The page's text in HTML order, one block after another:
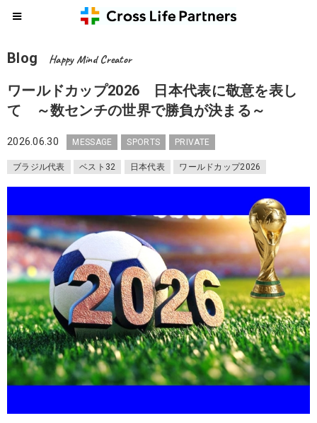
Blog Happy Mind Creator
ワールドカップ2026 日本代表に敬意を表し
て ～数センチの世界で勝負が決まる～
2026.06.30 MESSAGE SPORTS PRIVATE
ブラジル代表 ベスト32 日本代表 ワールドカップ2026